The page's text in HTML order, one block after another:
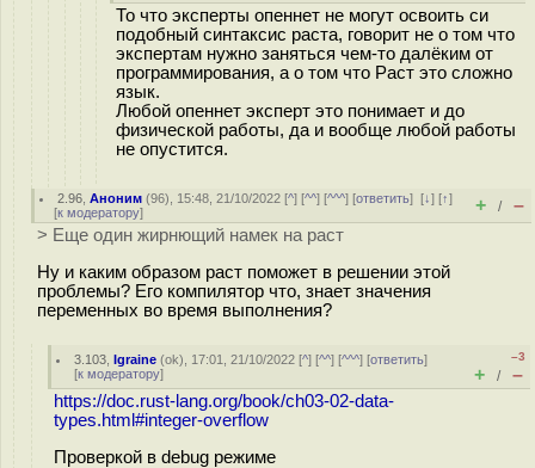
То что эксперты опеннет не могут освоить си
подобный синтаксис раста, говорит не о том что
экспертам нужно заняться чем-то далёким от
программирования, а о том что Раст это сложно
язык.
Любой опеннет эксперт это понимает и до
физической работы, да и вообще любой работы
не опустится.
2.96 ,Аноним (96), 15:48, 21/10/2022 [^] [^^] [^^^] [ответить][↓] [↑]
[к модератору] + / –
> Еще один жирнющий намек на раст
Ну и каким образом раст поможет в решении этой
проблемы? Его компилятор что, знает значения
переменных во время выполнения?
3.103 ,Igraine (ok), 17:01, 21/10/2022 [^] [^^] [^^^] [ответить]
[к модератору]
–3
+ / –
https://doc.rust-lang.org/book/ch03-02-data-
types.html#integer-overflow
Проверкой в debug режиме